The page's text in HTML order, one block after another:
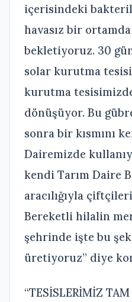
içerisindeki
havasız bir
bekletiyoruz. 30
solar kurutma
kurutma
dönüşüyor. Bu
sonra bir kısmını
Dairemizde
kendi Tarım Daire
aracılığıyla
Bereketli hilalin
şehrinde işte bu
üretiyoruz” diye
“TESİSLERİMİZ